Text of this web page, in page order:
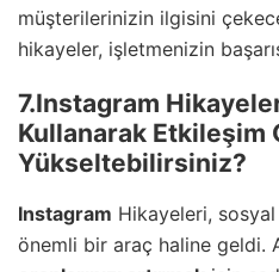
müşterilerinizin ilgisini
hikayeler, işletmenizin
7.Instagram
Kullanarak Etkileşim
Yükseltebilirsiniz?
Instagram Hikayeleri,
önemli bir araç haline geldi.